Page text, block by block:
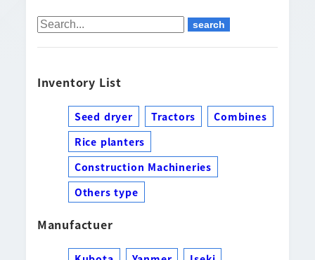
Inventory List
Seed dryer Tractors
Combines
Rice planters
Construction Machineries
Others type
Manufactuer